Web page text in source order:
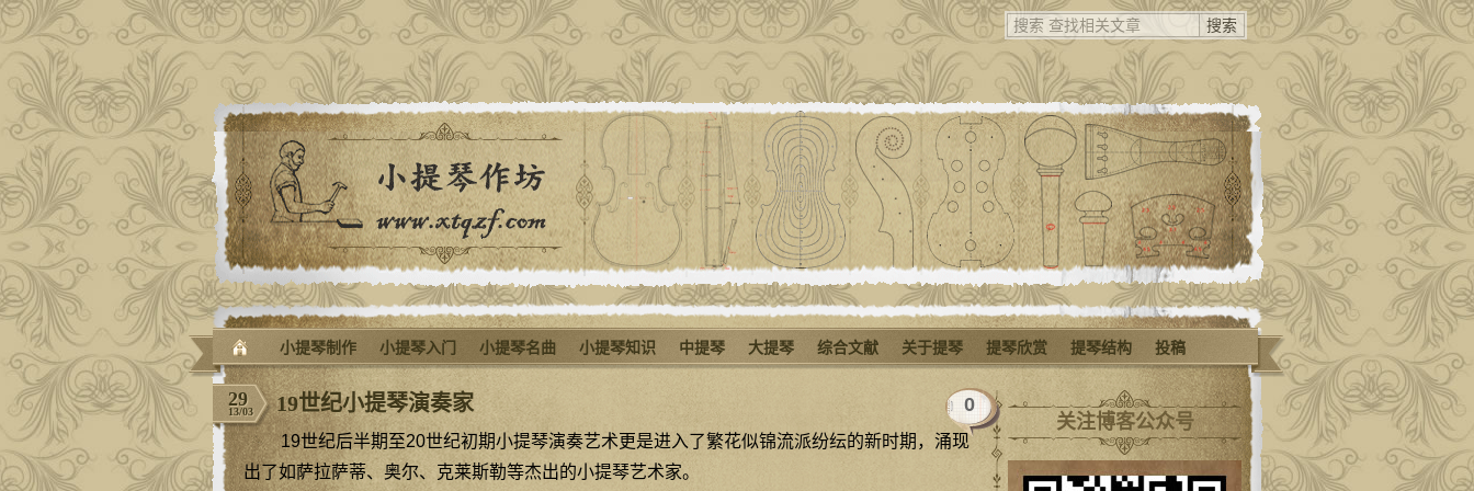
小提琴制作 小提琴入门 小提琴名曲 小提琴知识 中提琴 大提琴 综合文献 关于提琴 提琴欣赏 提琴结构 投稿
19世纪小提琴演奏家
19世纪后半期至20世纪初期小提琴演奏艺术更是进入了繁花似锦流派纷纭的新时期，涌现
出了如萨拉萨蒂、奥尔、克莱斯勒等杰出的小提琴艺术家。
0
29
13/03 关注博客公众号